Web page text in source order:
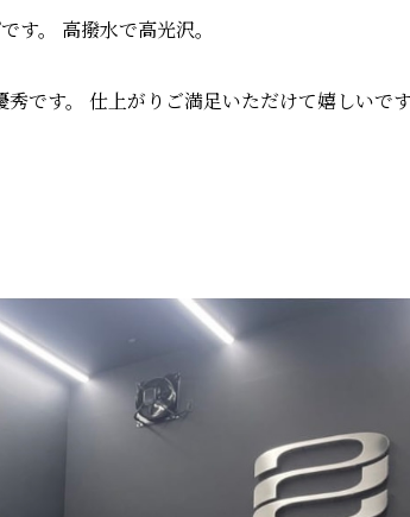
す。 高撥水で高光沢。
です。 仕上がりご満足いただけて嬉しいで